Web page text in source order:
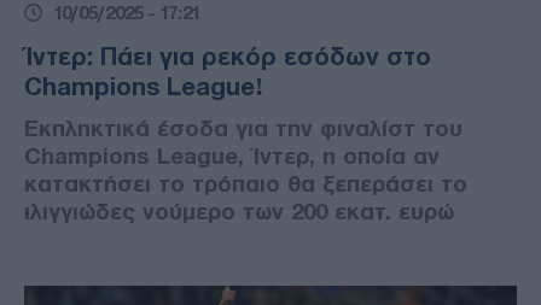
10/05/2025 - 17:21
Ίντερ: Πάει για ρεκόρ εσόδων στο
Champions League!
Εκπληκτικά έσοδα για την φιναλίστ του
Champions League, Ίντερ, η οποία αν
κατακτήσει το τρόπαιο θα ξεπεράσει το
ιλιγγιώδες νούμερο των 200 εκατ. ευρώ